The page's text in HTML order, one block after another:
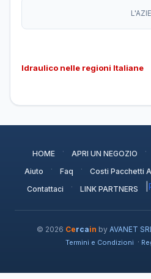
Idraulico nelle regioni Italiane
HOME · APRI UN NEGOZIO ·
Aiuto · Faq · Costi Pacchetti
Contattaci · LINK PARTNERS
© 2026 Cercain by AVANET
Termini e Condizioni ·